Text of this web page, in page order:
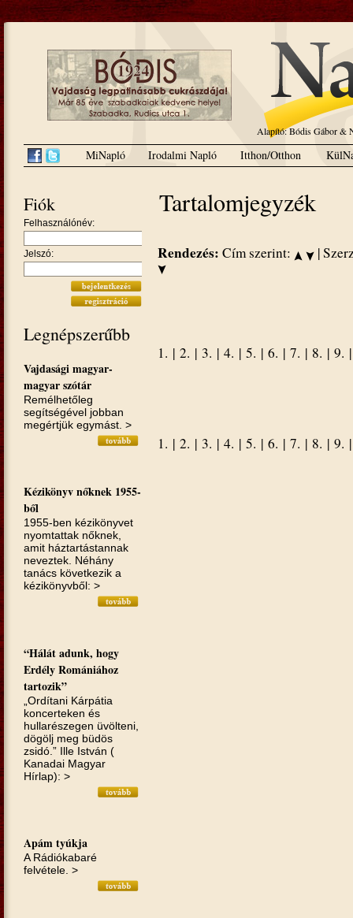
Alapító: Bódis Gábor &
MiNapló Irodalmi Napló Itthon/Otthon
Fiók
Felhasználónév:
Jelszó:
Legnépszerűbb
Vajdasági magyar-
magyar szótár
Remélhetőleg
segítségével jobban
megértjük egymást. >
Kézikönyv nőknek 1955-
ből
1955-ben kézikönyvet
nyomtattak nőknek,
amit háztartástannak
neveztek. Néhány
tanács következik a
kézikönyvből: >
“Hálát adunk, hogy
Erdély Romániához
tartozik”
„Ordítani Kárpátia
koncerteken és
hullarészegen üvölteni,
dögölj meg büdös
zsidó.” Ille István (
Kanadai Magyar
Hírlap): >
Apám tyúkja
A Rádiókabaré
felvétele. >
Tartalomjegyzék
Rendezés: Cím szerint: |
1. | 2. | 3. | 4. | 5. | 6. | 7. | 8. | 9.
1. | 2. | 3. | 4. | 5. | 6. | 7. | 8. | 9.